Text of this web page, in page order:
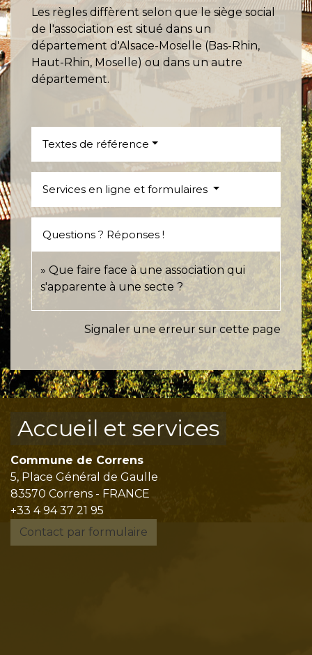
Les règles diffèrent selon que le siège social
de l'association est situé dans un
département d'Alsace-Moselle (Bas-Rhin,
Haut-Rhin, Moselle) ou dans un autre
département.
Textes de référence
Services en ligne et formulaires
Questions ? Réponses !
Que faire face à une association qui
s'apparente à une secte ?
Signaler une erreur sur cette page
Accueil et services
Commune de Correns
5, Place Général de Gaulle
83570 Correns - FRANCE
+33 4 94 37 21 95
Contact par formulaire